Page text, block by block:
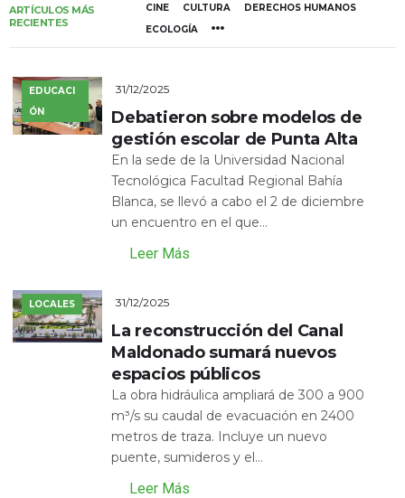
ARTÍCULOS MÁS
RECIENTES
CINE CULTURA
DERECHOS HUMANOS
ECOLOGÍA
EDUCACI
ÓN
31/12/2025
Debatieron sobre modelos de
gestión escolar de Punta Alta
En la sede de la Universidad Nacional
Tecnológica Facultad Regional Bahía
Blanca, se llevó a cabo el 2 de diciembre
un encuentro en el que...
Leer Más
LOCALES 31/12/2025
La reconstrucción del Canal
Maldonado sumará nuevos
espacios públicos
La obra hidráulica ampliará de 300 a 900
m³/s su caudal de evacuación en 2400
metros de traza. Incluye un nuevo
puente, sumideros y el...
Leer Más